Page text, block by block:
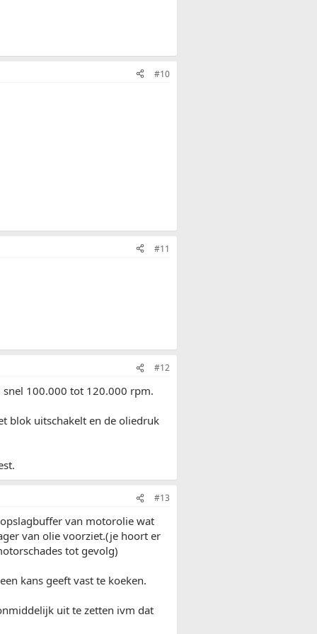
#10
#11
#12
100.000 tot 120.000 rpm.
blok uitschakelt en de oliedruk
#13
van motorolie wat
van olie voorziet.(je hoort er
tot gevolg)
kans geeft vast te koeken.
uit te zetten ivm dat